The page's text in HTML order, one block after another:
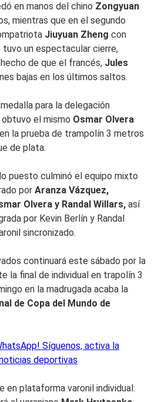
en manos del chino Zongyuan
mientras que en el segundo
Jiuyuan Zheng con
tuvo un espectacular cierre,
de que el francés, Jules
bajas en los últimos saltos.
para la delegación
obtuvo el mismo Osmar Olvera
la prueba de trampolín 3 metros
de plata.
puesto culminó el equipo mixto
por Aranza Vázquez,
Olvera y Randal Willars, así
por Kevin Berlín y Randal
sincronizado.
continuará este sábado por la
la final de individual en trapolín 3
en la madrugada acaba la
de Copa del Mundo de
Síguenos, activa la
deportivas
en plataforma varonil individual: